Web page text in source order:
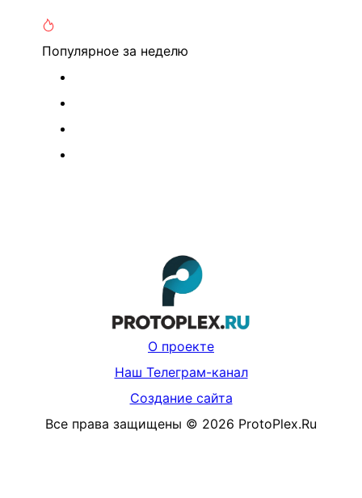
Популярное за неделю
О проекте
Наш Телеграм-канал
Создание сайта
Все права защищены © 2026 ProtoPlex.Ru